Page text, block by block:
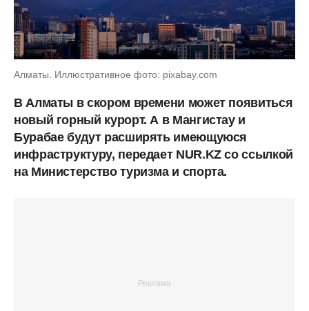
Алматы. Иллюстративное фото: pixabay.com
В Алматы в скором времени может появиться
новый горный курорт. А в Мангистау и
Бурабае будут расширять имеющуюся
инфраструктуру, передает NUR.KZ со ссылкой
на Министерство туризма и спорта.